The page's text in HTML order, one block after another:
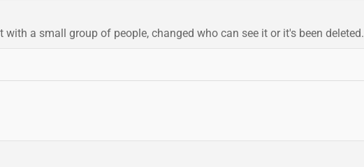
a small group of people, changed who can see it or it's been deleted.